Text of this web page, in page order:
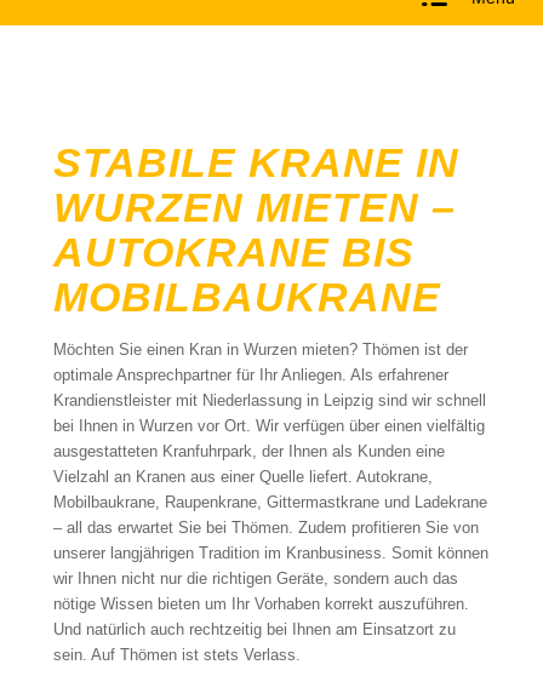
STABILE KRANE IN
WURZEN MIETEN –
AUTOKRANE BIS
MOBILBAUKRANE
Möchten Sie einen Kran in Wurzen mieten? Thömen ist der
optimale Ansprechpartner für Ihr Anliegen. Als erfahrener
Krandienstleister mit Niederlassung in Leipzig sind wir schnell
bei Ihnen in Wurzen vor Ort. Wir verfügen über einen vielfältig
ausgestatteten Kranfuhrpark, der Ihnen als Kunden eine
Vielzahl an Kranen aus einer Quelle liefert. Autokrane,
Mobilbaukrane, Raupenkrane, Gittermastkrane und Ladekrane
– all das erwartet Sie bei Thömen. Zudem profitieren Sie von
unserer langjährigen Tradition im Kranbusiness. Somit können
wir Ihnen nicht nur die richtigen Geräte, sondern auch das
nötige Wissen bieten um Ihr Vorhaben korrekt auszuführen.
Und natürlich auch rechtzeitig bei Ihnen am Einsatzort zu
sein. Auf Thömen ist stets Verlass.